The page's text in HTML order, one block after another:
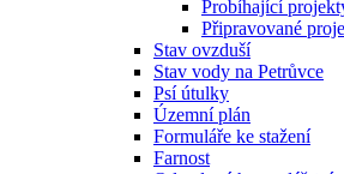
Probíhající
Připravované
Stav ovzduší
Stav vody na Petrůvce
Psí útulky
Územní plán
Formuláře ke stažení
Farnost